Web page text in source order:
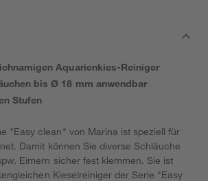
Aquarienkies-Reiniger
bis Ø 18 mm anwendbar
Stufen
"Easy clean" von Marina ist speziell für
Damit können Sie diverse Schläuche
Eimern sicher fest klemmen. Sie ist
Kieselreiniger der Serie "Easy